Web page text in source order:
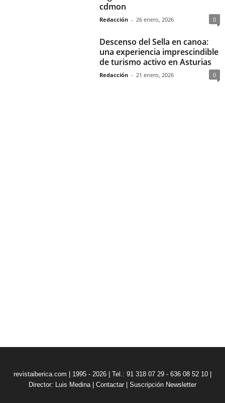
cdmon
Redacción - 26 enero, 2026 0
Descenso del Sella en canoa:
una experiencia imprescindible
de turismo activo en Asturias
Redacción - 21 enero, 2026 0
revistaiberica.com | 1995 - 2026 | Tel.: 91 318 07 29 - 636 08 52 10 |
Director: Luis Medina| Contactar Suscripción Newsletter